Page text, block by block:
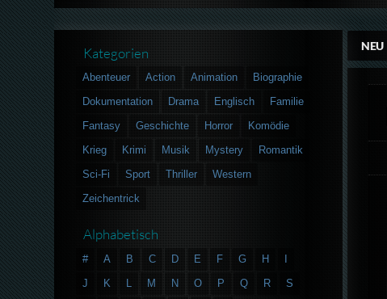
NEU
Kategorien
Abenteuer Action Animation
Biographie
Dokumentation
Drama Englisch
Familie
Fantasy
Geschichte Horror
Komödie
Krieg
Krimi Musik Mystery
Romantik
Sci-Fi
Sport Thriller
Western
Zeichentrick
Alphabetisch
# A B C D E F G H
J
K L M N O P Q R
S